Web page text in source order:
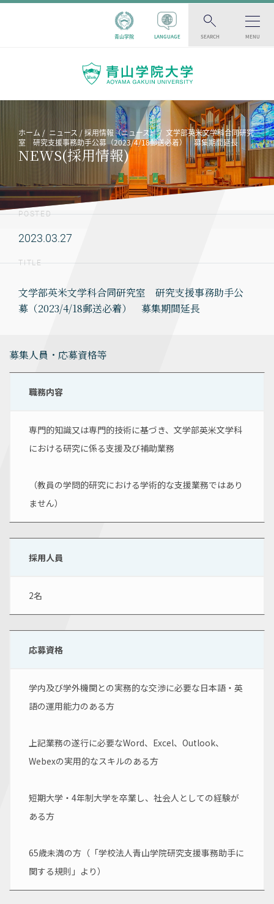
青山学院 LANGUAGE SEARCH MENU
ホーム ニュース 採用情報（ニュース）
文学部英米文学科合同研究
室 研究支援事務助手公募（2023/4/18郵送必着） 募集期間延長
NEWS(採用情報)
POSTED
2023.03.27
TITLE
文学部英米文学科合同研究室 研究支援事務助手公
募（2023/4/18郵送必着） 募集期間延長
募集人員・応募資格等
職務内容
専門的知識又は専門的技術に基づき、文学部英米文学科
における研究に係る支援及び補助業務
（教員の学問的研究における学術的な支援業務ではあり
ません）
採用人員
2名
応募資格
学内及び学外機関との実務的な交渉に必要な日本語・英
語の運用能力のある方
上記業務の遂行に必要なWord、Excel、Outlook、
Webexの実用的なスキルのある方
短期大学・4年制大学を卒業し、社会人としての経験が
ある方
65歳未満の方（「学校法人青山学院研究支援事務助手に
関する規則」より）